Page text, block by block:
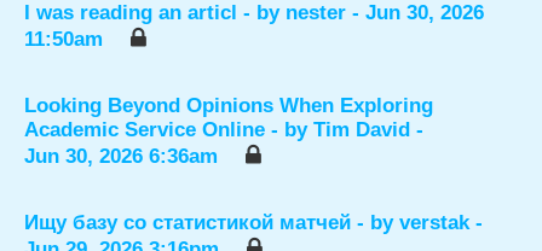
I was reading an articl - by nester - Jun 30, 2026
11:50am
Looking Beyond Opinions When Exploring
Academic Service Online - by Tim David -
Jun 30, 2026 6:36am
Ищу базу со статистикой матчей - by verstak-